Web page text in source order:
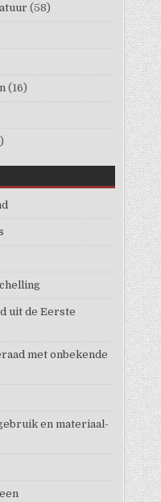
(58)
(16)
uit de Eerste
met onbekende
en materiaal-